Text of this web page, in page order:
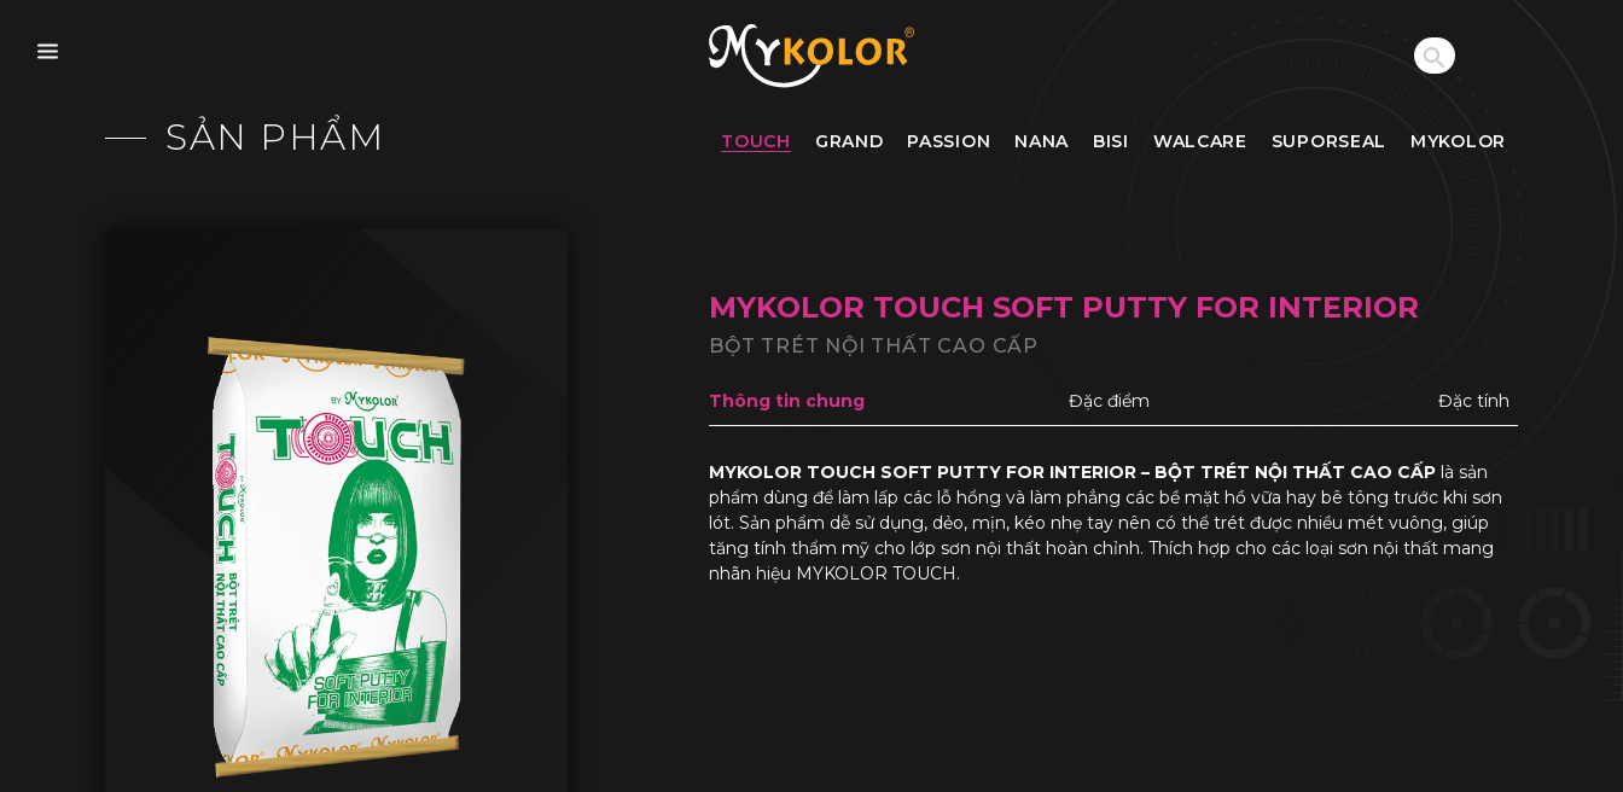
MYKOLOR
SẢN PHẨM TOUCH GRAND PASSION NANA BISI WALCARE SUPORSEAL MYKOLOR
MYKOLOR TOUCH SOFT PUTTY FOR INTERIOR
BỘT TRÉT NỘI THẤT CAO CẤP
Thông tin chung Đặc điểm Đặc tính
MYKOLOR TOUCH SOFT PUTTY FOR INTERIOR – BỘT TRÉT NỘI THẤT CAO CẤP là sản
phẩm dùng để làm lấp các lỗ hổng và làm phẳng các bề mặt hồ vữa hay bê tông trước khi sơn
lót. Sản phẩm dễ sử dụng, dẻo, mịn, kéo nhẹ tay nên có thể trét được nhiều mét vuông, giúp
tăng tính thẩm mỹ cho lớp sơn nội thất hoàn chỉnh. Thích hợp cho các loại sơn nội thất mang
nhãn hiệu MYKOLOR TOUCH.